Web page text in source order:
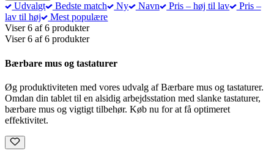
Udvalgt Bedste match Ny Navn Pris – høj til lav
Pris –
lav til høj
Mest populære
Viser 6 af 6 produkter
Viser 6 af 6 produkter
Bærbare mus og tastaturer
Øg produktiviteten med vores udvalg af Bærbare mus og tastaturer.
Omdan din tablet til en alsidig arbejdsstation med slanke tastaturer,
bærbare mus og vigtigt tilbehør. Køb nu for at få optimeret
effektivitet.